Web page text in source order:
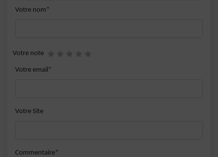
Votre nom*
Votre note
Votre email*
Votre Site
Commentaire*